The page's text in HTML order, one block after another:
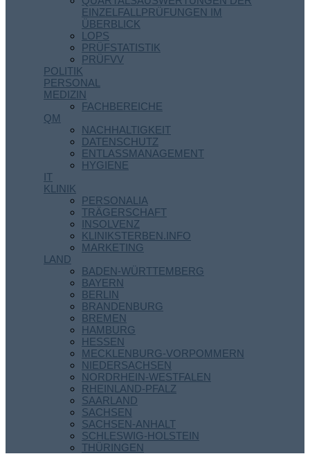
EINZELFALLPRÜFUNGEN IM
ÜBERBLICK
LOPS
PRÜFSTATISTIK
PRÜFVV
POLITIK
PERSONAL
MEDIZIN
FACHBEREICHE
QM
NACHHALTIGKEIT
DATENSCHUTZ
ENTLASSMANAGEMENT
HYGIENE
IT
KLINIK
PERSONALIA
TRÄGERSCHAFT
INSOLVENZ
KLINIKSTERBEN.INFO
MARKETING
LAND
BADEN-WÜRTTEMBERG
BAYERN
BERLIN
BRANDENBURG
BREMEN
HAMBURG
HESSEN
MECKLENBURG-VORPOMMERN
NIEDERSACHSEN
NORDRHEIN-WESTFALEN
RHEINLAND-PFALZ
SAARLAND
SACHSEN
SACHSEN-ANHALT
SCHLESWIG-HOLSTEIN
THÜRINGEN